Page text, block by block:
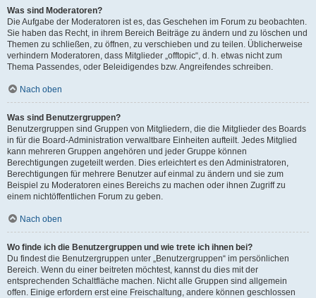
Was sind Moderatoren?
Die Aufgabe der Moderatoren ist es, das Geschehen im Forum zu beobachten.
Sie haben das Recht, in ihrem Bereich Beiträge zu ändern und zu löschen und
Themen zu schließen, zu öffnen, zu verschieben und zu teilen. Üblicherweise
verhindern Moderatoren, dass Mitglieder „offtopic“, d. h. etwas nicht zum
Thema Passendes, oder Beleidigendes bzw. Angreifendes schreiben.
Nach oben
Was sind Benutzergruppen?
Benutzergruppen sind Gruppen von Mitgliedern, die die Mitglieder des Boards
in für die Board-Administration verwaltbare Einheiten aufteilt. Jedes Mitglied
kann mehreren Gruppen angehören und jeder Gruppe können
Berechtigungen zugeteilt werden. Dies erleichtert es den Administratoren,
Berechtigungen für mehrere Benutzer auf einmal zu ändern und sie zum
Beispiel zu Moderatoren eines Bereichs zu machen oder ihnen Zugriff zu
einem nichtöffentlichen Forum zu geben.
Nach oben
Wo finde ich die Benutzergruppen und wie trete ich ihnen bei?
Du findest die Benutzergruppen unter „Benutzergruppen“ im persönlichen
Bereich. Wenn du einer beitreten möchtest, kannst du dies mit der
entsprechenden Schaltfläche machen. Nicht alle Gruppen sind allgemein
offen. Einige erfordern erst eine Freischaltung, andere können geschlossen